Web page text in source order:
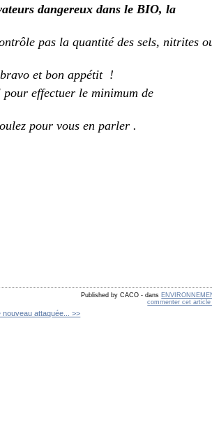
dangereux dans le BIO, la
pas la quantité des sels, nitrites
et bon appétit !
effectuer le minimum de
pour vous en parler .
Published by CACO - dans
commenter cet article
nouveau attaquée... >>